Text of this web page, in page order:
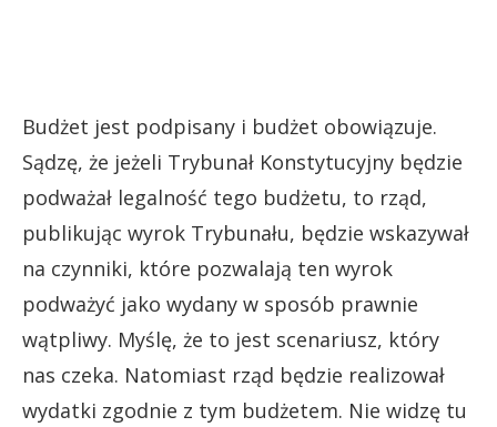
Budżet jest podpisany i budżet obowiązuje.
Sądzę, że jeżeli Trybunał Konstytucyjny będzie
podważał legalność tego budżetu, to rząd,
publikując wyrok Trybunału, będzie wskazywał
na czynniki, które pozwalają ten wyrok
podważyć jako wydany w sposób prawnie
wątpliwy. Myślę, że to jest scenariusz, który
nas czeka. Natomiast rząd będzie realizował
wydatki zgodnie z tym budżetem. Nie widzę tu